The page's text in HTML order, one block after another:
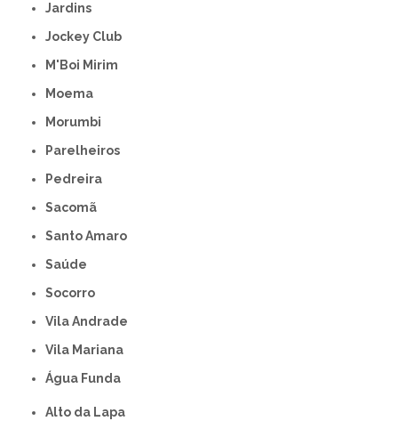
Jardins
Jockey Club
M'Boi Mirim
Moema
Morumbi
Parelheiros
Pedreira
Sacomã
Santo Amaro
Saúde
Socorro
Vila Andrade
Vila Mariana
Água Funda
Alto da Lapa